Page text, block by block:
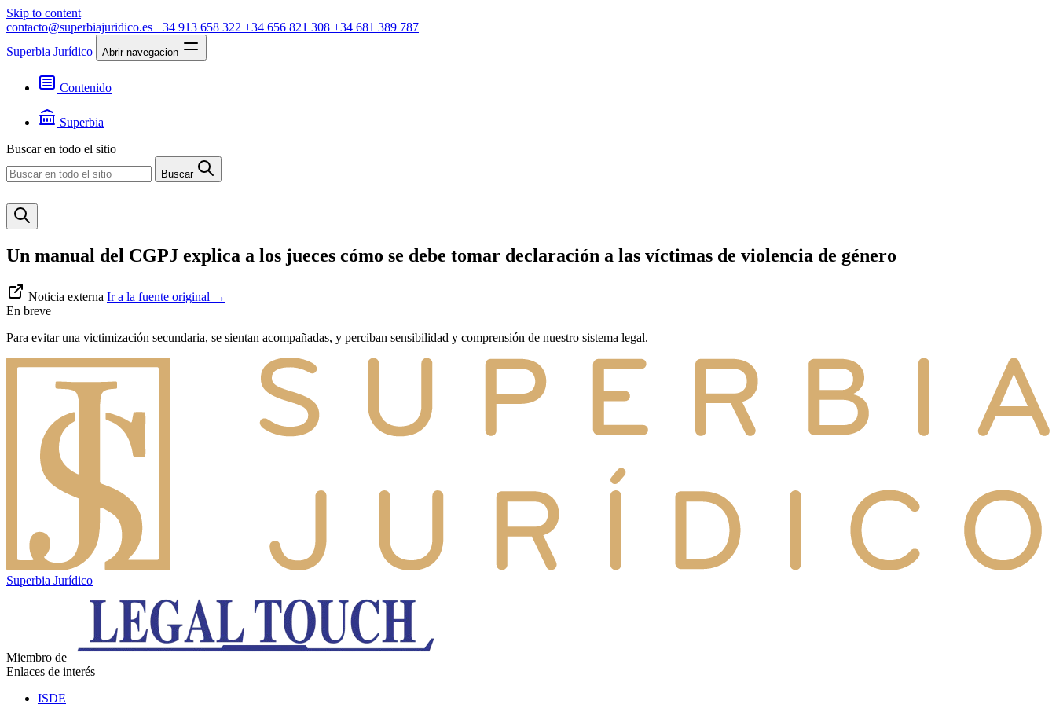
Skip to content
contacto@superbiajuridico.es +34 913 658 322 +34 656 821 308 +34 681 389 787
Superbia Jurídico
Abrir navegacion
Contenido
Jurisprudencia
Noticias
Superbia
Contacto
Buscar en todo el sitio
Buscar
Un manual del CGPJ explica a los jueces cómo se debe tomar declaración a las víctimas de violencia de género
Noticia externa Ir a la fuente original →
En breve
Para evitar una victimización secundaria, se sientan acompañadas, y perciban sensibilidad y comprensión de nuestro sistema legal.
Superbia Jurídico
Miembro de
Enlaces de interés
ISDE